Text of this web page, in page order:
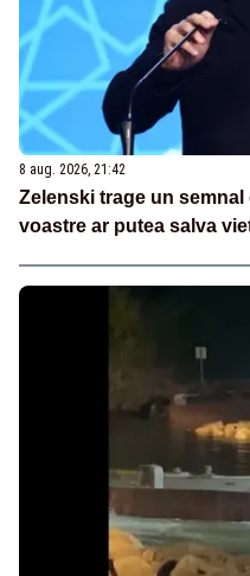
8 aug. 2026, 21:42
Zelenski trage un semnal
voastre ar putea salva